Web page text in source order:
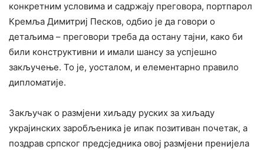
конкретним условима и садржају преговора, портпарол
Кремља Димитриј Песков, одбио је да говори о
детаљима – преговори треба да остану тајни, како би
били конструктивни и имали шансу за успјешно
закључење. То је, уосталом, и елементарно правило
дипломатије.
Закључак о размјени хиљаду руских за хиљаду
украјинских заробљеника је ипак позитиван почетак, а
поздрав српског предсједника овој размјени пренијела